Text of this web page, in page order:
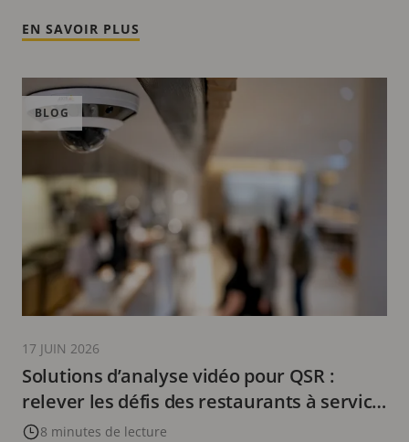
EN SAVOIR PLUS
Solutions d’analyse vidéo pour QSR :
relever les défis des restaurants à service
rapide
8 minutes de lecture
BLOG
17 JUIN 2026